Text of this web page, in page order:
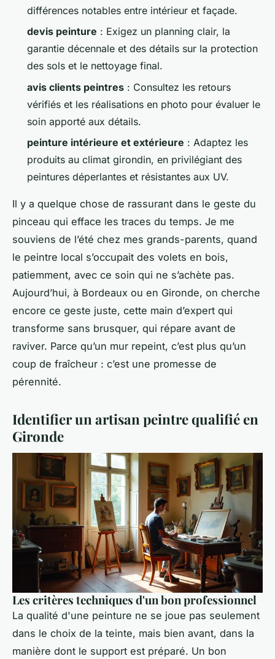
différences notables entre intérieur et façade.
devis peinture : Exigez un planning clair, la
garantie décennale et des détails sur la protection
des sols et le nettoyage final.
avis clients peintres : Consultez les retours
vérifiés et les réalisations en photo pour évaluer le
soin apporté aux détails.
peinture intérieure et extérieure : Adaptez les
produits au climat girondin, en privilégiant des
peintures déperlantes et résistantes aux UV.
Il y a quelque chose de rassurant dans le geste du
pinceau qui efface les traces du temps. Je me
souviens de l’été chez mes grands-parents, quand
le peintre local s’occupait des volets en bois,
patiemment, avec ce soin qui ne s’achète pas.
Aujourd’hui, à Bordeaux ou en Gironde, on cherche
encore ce geste juste, cette main d’expert qui
transforme sans brusquer, qui répare avant de
raviver. Parce qu’un mur repeint, c’est plus qu’un
coup de fraîcheur : c’est une promesse de
pérennité.
Identifier un artisan peintre qualifié en
Gironde
Les critères techniques d'un bon professionnel
La qualité d'une peinture ne se joue pas seulement
dans le choix de la teinte, mais bien avant, dans la
manière dont le support est préparé. Un bon